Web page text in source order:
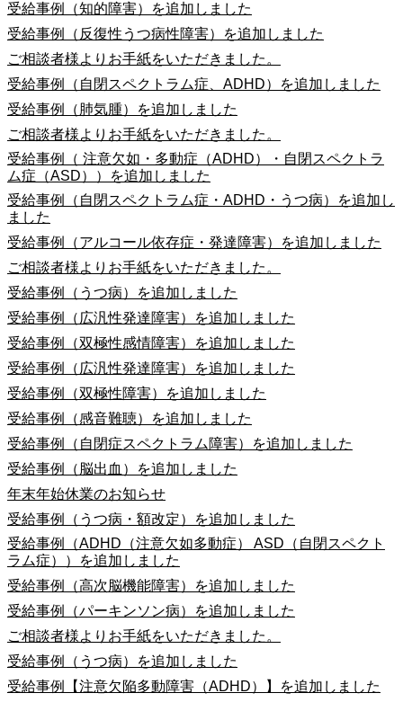
受給事例（知的障害）を追加しました
受給事例（反復性うつ病性障害）を追加しました
ご相談者様よりお手紙をいただきました。
受給事例（自閉スペクトラム症、ADHD）を追加しました
受給事例（肺気腫）を追加しました
ご相談者様よりお手紙をいただきました。
受給事例（ 注意欠如・多動症（ADHD）・自閉スペクトラ
ム症（ASD））を追加しました
受給事例（自閉スペクトラム症・ADHD・うつ病）を追加し
ました
受給事例（アルコール依存症・発達障害）を追加しました
ご相談者様よりお手紙をいただきました。
受給事例（うつ病）を追加しました
受給事例（広汎性発達障害）を追加しました
受給事例（双極性感情障害）を追加しました
受給事例（広汎性発達障害）を追加しました
受給事例（双極性障害）を追加しました
受給事例（感音難聴）を追加しました
受給事例（自閉症スペクトラム障害）を追加しました
受給事例（脳出血）を追加しました
年末年始休業のお知らせ
受給事例（うつ病・額改定）を追加しました
受給事例（ADHD（注意欠如多動症） ASD（自閉スペクト
ラム症））を追加しました
受給事例（高次脳機能障害）を追加しました
受給事例（パーキンソン病）を追加しました
ご相談者様よりお手紙をいただきました。
受給事例（うつ病）を追加しました
受給事例【注意欠陥多動障害（ADHD）】を追加しました